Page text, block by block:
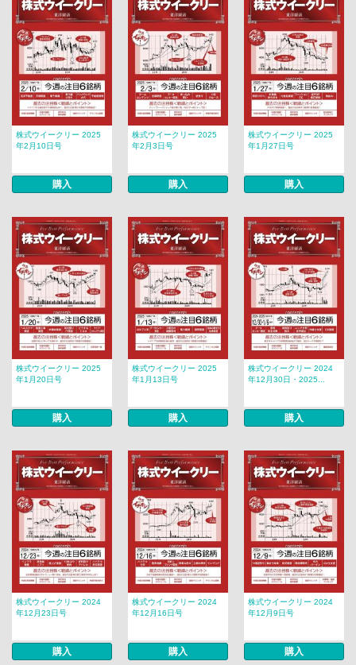
株式ウイークリー 2025
年2月10日号
購入
株式ウイークリー 2025
年2月3日号
購入
株式ウイークリー 2025
年1月27日号
購入
株式ウイークリー 2025
年1月20日号
購入
株式ウイークリー 2025
年1月13日号
購入
株式ウイークリー 2024
年12月30日・2025...
購入
株式ウイークリー 2024
年12月23日号
購入
株式ウイークリー 2024
年12月16日号
購入
株式ウイークリー 2024
年12月9日号
購入